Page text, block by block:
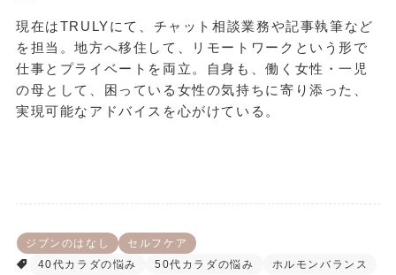
現在はTRULYにて、チャット相談業務や記事執筆など
を担当。地方へ移住して、リモートワークという形で
仕事とプライベートを両立。自身も、働く女性・一児
の母として、困っている女性の気持ちに寄り添った、
実現可能なアドバイスを心がけている。
ジブンのはなし
セルフケア
40代カラダの悩み
50代カラダの悩み
ホルモンバランス